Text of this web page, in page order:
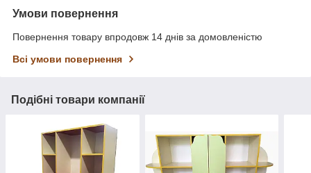
Умови повернення
Повернення товару впродовж 14 днів за домовленістю
Всі умови повернення
Подібні товари компанії